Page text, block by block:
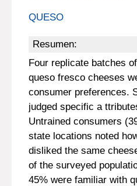
QUESO
Resumen:
Four replicate batches
queso fresco cheeses
consumer preferences.
judged specific a
Untrained consumers
state locations noted
disliked the same
of the surveyed
45% were familiar with